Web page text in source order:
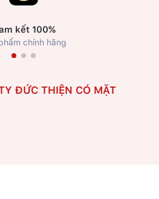
kết 100%
chính hãng
ĐỨC THIỆN CÓ MẶT